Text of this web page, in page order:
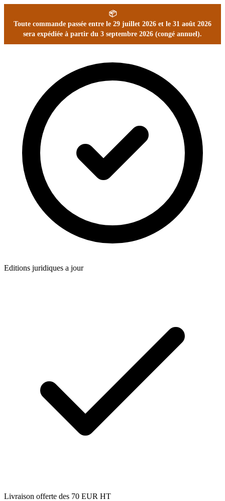
📦
Toute commande passée entre le 29 juillet 2026 et le 31 août 2026
sera expédiée à partir du 3 septembre 2026 (congé annuel).
Editions juridiques a jour
Livraison offerte des 70 EUR HT